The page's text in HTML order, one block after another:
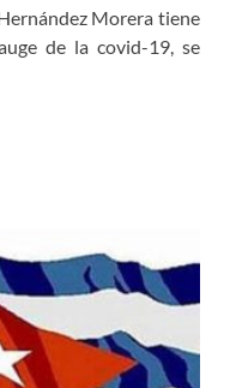
Morera tiene
de la covid-19, se